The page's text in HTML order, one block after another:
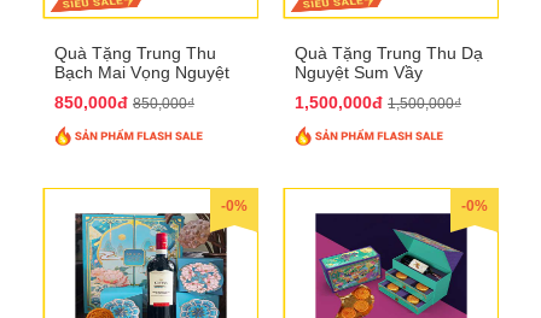
Quà Tặng Trung Thu
Bạch Mai Vọng Nguyệt
850,000đ 850,000₫
Quà Tặng Trung Thu Dạ
Nguyệt Sum Vầy
1,500,000đ 1,500,000₫
-0% -0%